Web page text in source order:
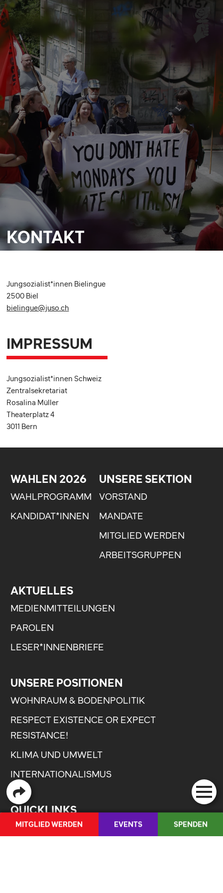
KONTAKT
Jungsozialist*innen Bielingue
2500 Biel
bielingue@juso.ch
IMPRESSUM
Jungsozialist*innen Schweiz
Zentralsekretariat
Rosalina Müller
Theaterplatz 4
3011 Bern
WAHLEN 2026
WAHLPROGRAMM
KANDIDAT*INNEN
UNSERE SEKTION
VORSTAND
MANDATE
MITGLIED WERDEN
ARBEITSGRUPPEN
AKTUELLES
MEDIENMITTEILUNGEN
PAROLEN
LESER*INNENBRIEFE
UNSERE POSITIONEN
WOHNRAUM & BODENPOLITIK
RESPECT EXISTENCE OR EXPECT
RESISTANCE!
KLIMA UND UMWELT
INTERNATIONALISMUS
QUICKLINKS
INSTAGRAM
MITGLIED WERDEN EVENTS SPENDEN